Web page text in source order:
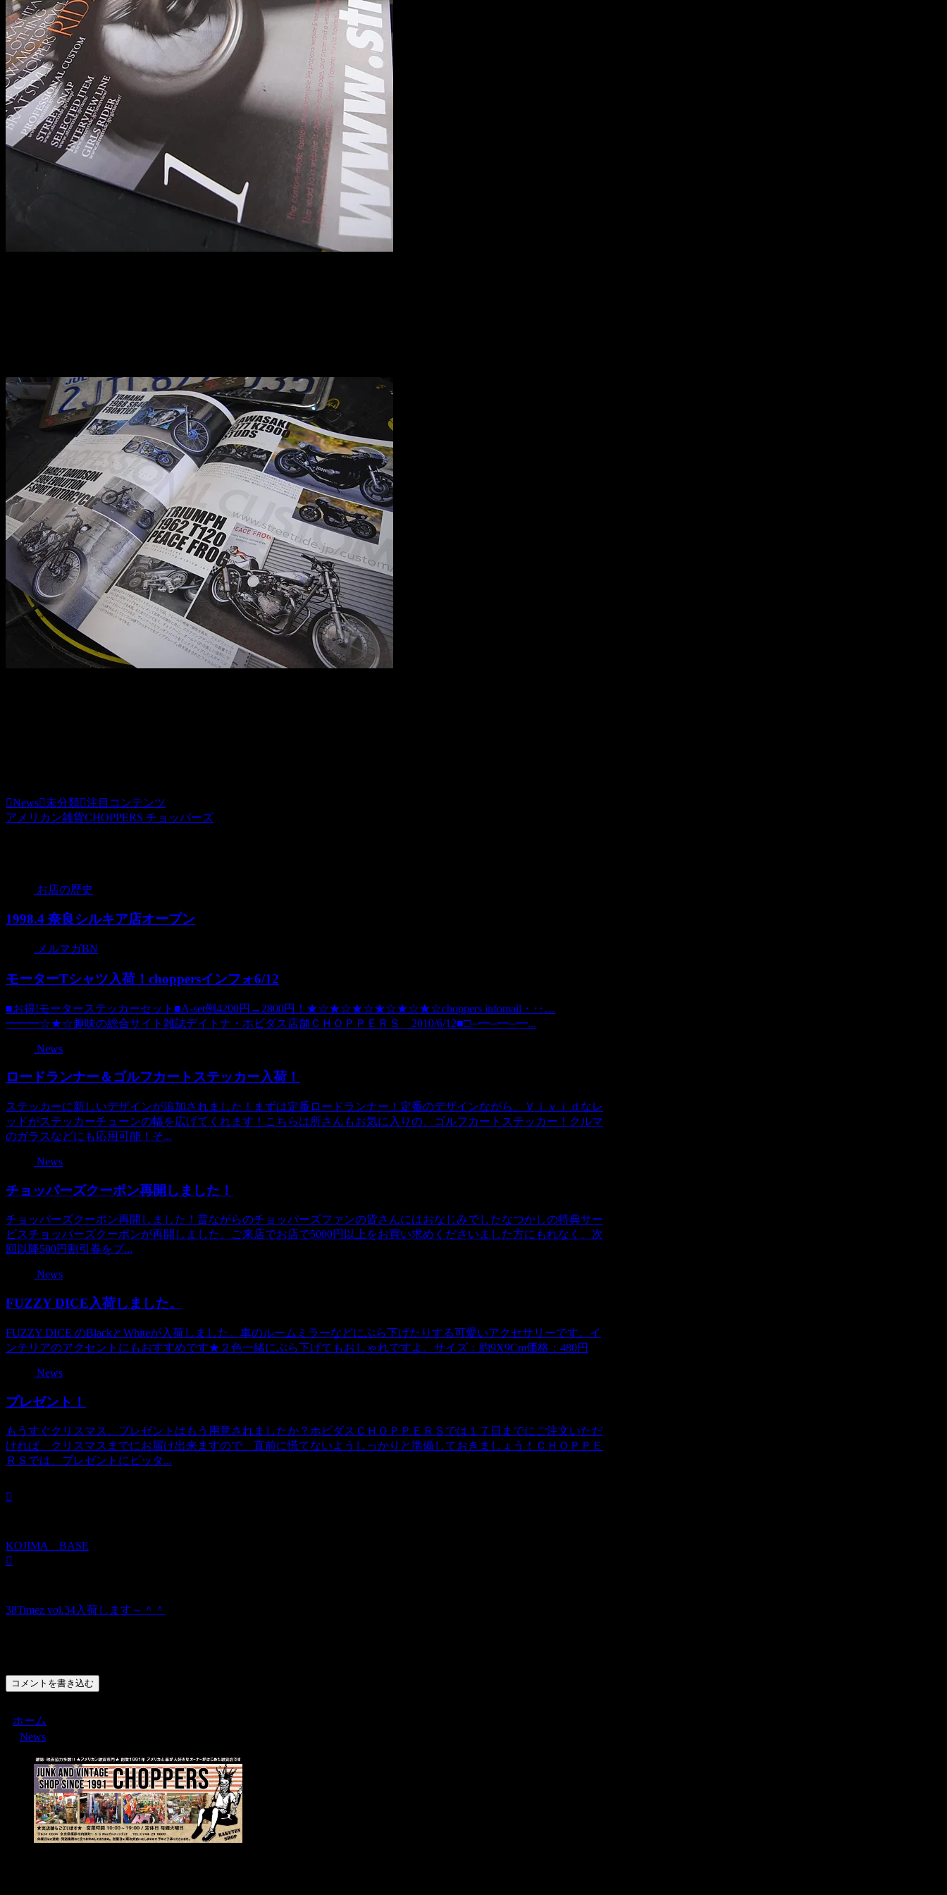
News 未分類 注目コンテンツ
アメリカン雑貨CHOPPERS チョッパーズ
お店の歴史
1998.4 奈良シルキア店オープン
メルマガBN
モーターTシャツ入荷！choppersインフォ6/12
■お得!モーターステッカーセット■A-set例4200円→2800円！★☆★☆★☆★☆★☆★☆choppers infomail・‥…
━━━☆★☆趣味の総合サイト雑誌デイトナ・ホビダス店舗ＣＨＯＰＰＥＲＳ 2010/6/12■□─━─━─━...
News
ロードランナー＆ゴルフカートステッカー入荷！
ステッカーに新しいデザインが追加されました！まずは定番ロードランナー！定番のデザインながら、Ｖｉｖｉｄなレ
ッドがステッカーチューンの幅を広げてくれます！こちらは所さんもお気に入りの、ゴルフカートステッカー！クルマ
のガラスなどにも応用可能！そ...
News
チョッパーズクーポン再開しました！
チョッパーズクーポン再開しました！昔ながらのチョッパーズファンの皆さんにはおなじみでしたなつかしの特典サー
ビスチョッパーズクーポンが再開しました。ご来店でお店で5000円以上をお買い求めくださいました方にもれなく、次
回以降500円割引券をプ...
News
FUZZY DICE入荷しました。
FUZZY DICE のBlackとWhiteが入荷しました。車のルームミラーなどにぶら下げたりする可愛いアクセサリーです。イ
ンテリアのアクセントにもおすすめです★２色一緒にぶら下げてもおしゃれですよ。サイズ：約9X9Cm価格：480円
News
プレゼント！
もうすぐクリスマス、プレゼントはもう用意されましたか？ホビダスＣＨＯＰＰＥＲＳでは１７日までにご注文いただ
ければ、クリスマスまでにお届け出来ますので、直前に慌てないようしっかりと準備しておきましょう！ＣＨＯＰＰＥ
ＲＳでは、プレゼントにピッタ...
KOJIMA BASE
38Timez vol.34入荷します～＾＾
コメントを書き込む
ホーム
News